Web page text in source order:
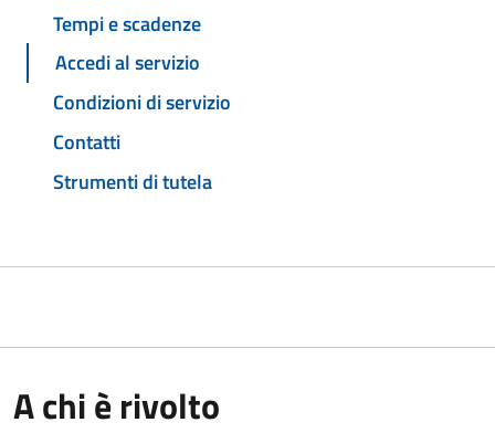
Tempi e scadenze
Accedi al servizio
Condizioni di servizio
Contatti
Strumenti di tutela
A chi è rivolto